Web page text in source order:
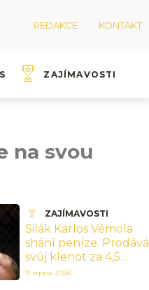
REDAKCE KONTAKT
ZAJÍMAVOSTI
na svou
ZAJÍMAVOSTI
Silák Karlos Vémola
shání peníze. Prodává
svůj klenot za 4,5
milionu korun
9. srpna 2026